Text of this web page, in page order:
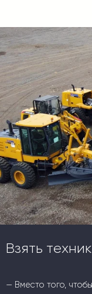
Взять
— Вместо того,